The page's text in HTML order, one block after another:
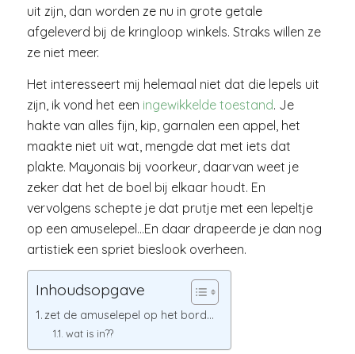
uit zijn, dan worden ze nu in grote getale
afgeleverd bij de kringloop winkels. Straks willen ze
ze niet meer.
Het interesseert mij helemaal niet dat die lepels uit
zijn, ik vond het een ingewikkelde toestand. Je
hakte van alles fijn, kip, garnalen een appel, het
maakte niet uit wat, mengde dat met iets dat
plakte. Mayonais bij voorkeur, daarvan weet je
zeker dat het de boel bij elkaar houdt. En
vervolgens schepte je dat prutje met een lepeltje
op een amuselepel…En daar drapeerde je dan nog
artistiek een spriet bieslook overheen.
Inhoudsopgave
zet de amuselepel op het bord…
wat is in??